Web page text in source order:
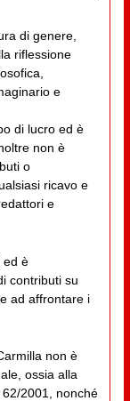
di genere,
riflessione
e
di lucro ed è
non è
o
ricavo e
e
ed è
contributi su
ad affrontare i
non è
ossia alla
2001, nonché